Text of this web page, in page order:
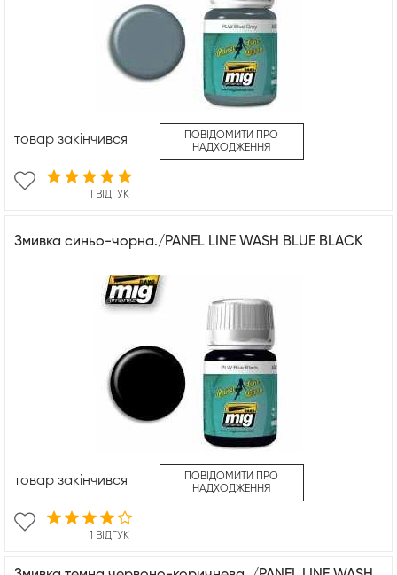
1 ВІДГУК
товар закінчився
ПОВІДОМИТИ ПРО
НАДХОДЖЕННЯ
Змивка синьо-чорна./PANEL LINE WASH BLUE BLACK
1 ВІДГУК
товар закінчився
ПОВІДОМИТИ ПРО
НАДХОДЖЕННЯ